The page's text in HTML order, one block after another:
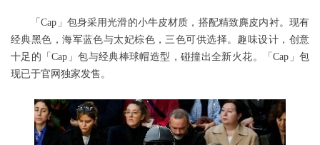
「Cap」包身采用光滑的小牛皮材质，搭配精致麂皮内衬。现有
经典黑色，海军蓝色与太妃棕色，三色可供选择。趣味设计，创意
十足的「Cap」包与经典棒球帽造型，碰撞出全新火花。「Cap」包
现已于官网独家发售。